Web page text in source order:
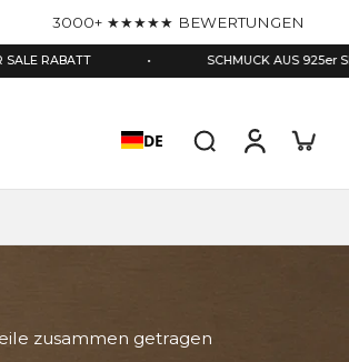
3000+ ★★★★★ BEWERTUNGEN
RABATT SCHMUCK AUS 925er SILBER
DE
zusammen getragen